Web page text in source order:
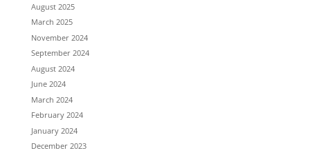
August 2025
March 2025
November 2024
September 2024
August 2024
June 2024
March 2024
February 2024
January 2024
December 2023